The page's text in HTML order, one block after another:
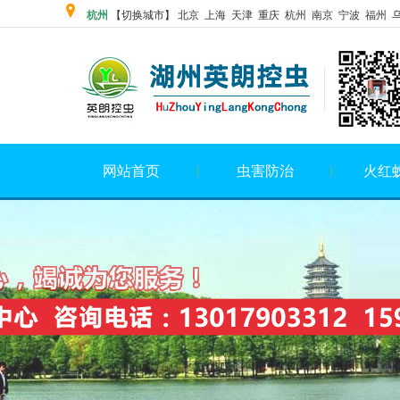
杭州 【切换城市】 北京 上海 天津 重庆 杭州 南京 宁波 福州
网站首页 虫害防治 火红